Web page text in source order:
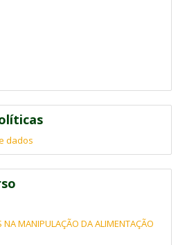
dados
NA MANIPULAÇÃO DA ALIMENTAÇÃO